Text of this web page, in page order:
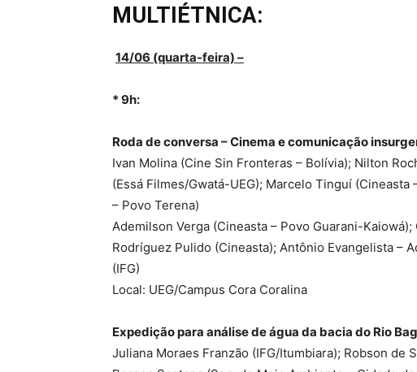
MULTIÉTNICA:
14/06 (quarta-feira) –
* 9h:
Roda de conversa – Cinema e comunicação
Ivan Molina (Cine Sin Fronteras – Bolívia); Nilton
(Essá Filmes/Gwatá-UEG); Marcelo Tinguí
– Povo Terena)
Ademilson Verga (Cineasta – Povo Guarani-
Rodríguez Pulido (Cineasta); Antônio Evangelista –
(IFG)
Local: UEG/Campus Cora Coralina
Expedição para análise de água da bacia do Rio
Juliana Moraes Franzão (IFG/Itumbiara); Robson de